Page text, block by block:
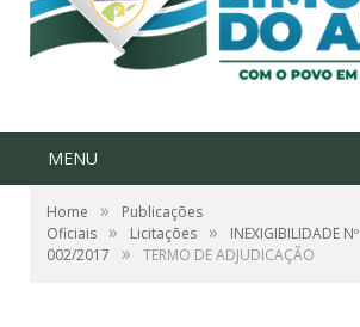
MENU
Home »
Publicações
Oficiais » Licitações »
INEXIGIBILIDADE Nº
002/2017
» TERMO DE ADJUDICAÇÃO